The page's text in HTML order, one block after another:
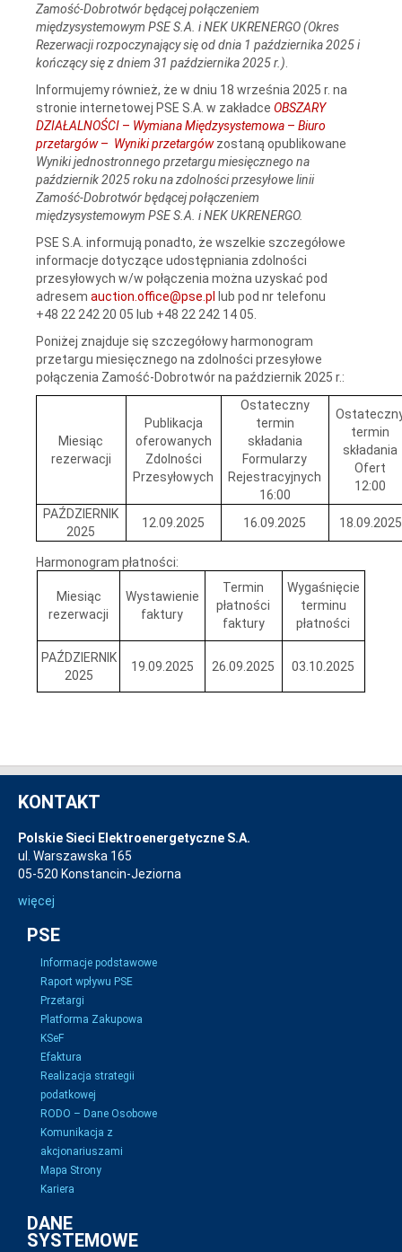
Zamość‑Dobrotwór będącej połączeniem
międzysystemowym PSE S.A. i NEK UKRENERGO (Okres
Rezerwacji rozpoczynający się od dnia 1 października 2025 i
kończący się z dniem 31 października 2025 r.)
Informujemy również, że w dniu 18 września 2025 r. na
stronie internetowej PSE S.A. w zakładce OBSZARY
DZIAŁALNOŚCI – Wymiana Międzysystemowa – Biuro
przetargów– Wyniki przetargówzostaną opublikowane
Wyniki jednostronnego przetargu miesięcznego na
październik 2025 roku na zdolności przesyłowe linii
Zamość‑Dobrotwór będącej połączeniem
międzysystemowym PSE S.A. i NEK UKRENERGO.
PSE S.A. informują ponadto, że wszelkie szczegółowe
informacje dotyczące udostępniania zdolności
przesyłowych w/w połączenia można uzyskać pod
adresem auction.office@pse.pl
lub pod nr telefonu
+48 22 242 20 05 lub +48 22 242 14 05.
Poniżej znajduje się szczegółowy harmonogram
przetargu miesięcznego na zdolności przesyłowe
połączenia Zamość-Dobrotwór na październik 2025 r.:
Miesiąc
rezerwacji
Publikacja
oferowanych
Zdolności
Przesyłowych
Ostateczny
termin
składania
Formularzy
Rejestracyjnych
16:00
termin
składania
Ofert
12:00
PAŹDZIERNIK
2025
12.09.2025 16.09.2025 18.09.2025
Harmonogram płatności:
Miesiąc
rezerwacji
Wystawienie
faktury
Termin
płatności
faktury
Wygaśnięcie
terminu
płatności
PAŹDZIERNIK
2025
19.09.2025 26.09.2025 03.10.2025
KONTAKT
Polskie Sieci Elektroenergetyczne S.A.
ul. Warszawska 165
05-520 Konstancin-Jeziorna
więcej
PSE
Informacje podstawowe
Raport wpływu PSE
Przetargi
Platforma Zakupowa
KSeF
Efaktura
Realizacja strategii
podatkowej
RODO – Dane Osobowe
Komunikacja z
akcjonariuszami
Mapa Strony
Kariera
DANE
SYSTEMOWE